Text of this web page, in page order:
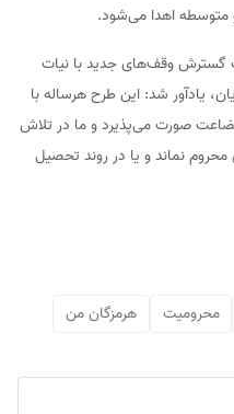
متوسطه اهدا می‌شود.
گسترش وقف‌های جدید با نیات
یادآور شد: این طرح هرساله با
صورت می‌پذیرد و ما در تلاش
نماند و یا در روند تحصیل
محرومیت هرمزگان من